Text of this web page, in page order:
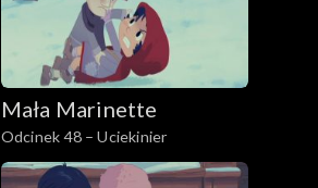
Mała Marinette
Odcinek 48 – Uciekinier